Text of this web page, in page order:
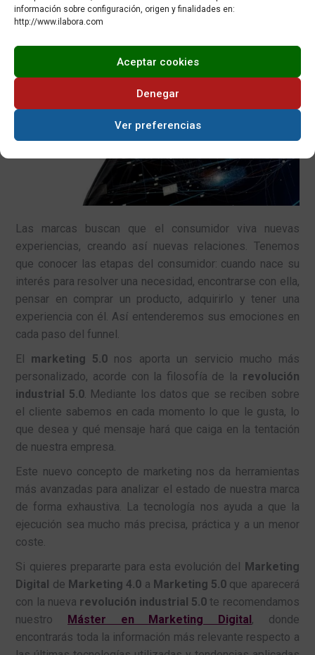
información sobre configuración, origen y finalidades en:
http://www.ilabora.com
Aceptar cookies
Denegar
Ver preferencias
Las marcas buscan que el consumidor viva nuevas
experiencias, creando así nuevas relaciones. Tenemos
que conocer las etapas del consumidor: cuando nace su
interés para resolver una necesidad, encontrarse con ella,
pensar en comprar un producto, adquirirlo y tener una
experiencia con él. Así entenderemos sus emociones en
cada paso del funnel.
El marketing 5.0 nos aporta un servicio mucho más
personalizado, acorde con la filosofía de la revolución
industrial 5.0. Mediante los datos que se reciben sobre
el cliente sabemos en cada momento lo que le gusta, lo
que desea y qué mensaje hará que caiga en la tentación
de nuestra empresa.
Este nuevo concepto de marketing nos da herramientas
más avanzadas para analizar el estado de nuestra marca
de forma exhaustiva. La tecnología nos ayuda a que la
ejecución sea mucho más precisa, práctica y a un menor
coste.
Si quieres prepararte para esta evolución del
Marketing
Digital de Marketing 4.0 a Marketing 5.0 que aparecerá
con la nueva revolución industrial 5.0 te recomendamos
nuestro
Máster en Marketing Digital , donde
encontrarás toda la información más relevante respecto a